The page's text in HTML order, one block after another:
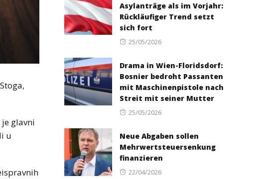
glavni
u
Asylanträge als im Vorjahr:
Rückläufiger Trend setzt
sich fort
Posted
25/05/2026
Drama in Wien-Floridsdorf:
Bosnier bedroht Passanten
mit Maschinenpistole nach
Streit mit seiner Mutter
Posted
25/05/2026
Neue Abgaben sollen
Mehrwertsteuersenkung
finanzieren
Posted
22/04/2026